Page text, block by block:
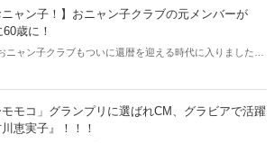
です。今回は、筆者の独断と偏見で、4人の "隠れ美少女お
をご紹介します。
ニャン子！】おニャン子クラブの元メンバーが
歳に！
ニャン子クラブもついに還暦を迎える時代に入りました。
クラブの元メンバーは全員が昭和40年代生まれで、そのう
です。しかも、この二人には年齢以外の共通点もありま
誰と誰でしょうか？
モモコ」グランプリに選ばれCM、グラビアで活躍
恵実子』！！！